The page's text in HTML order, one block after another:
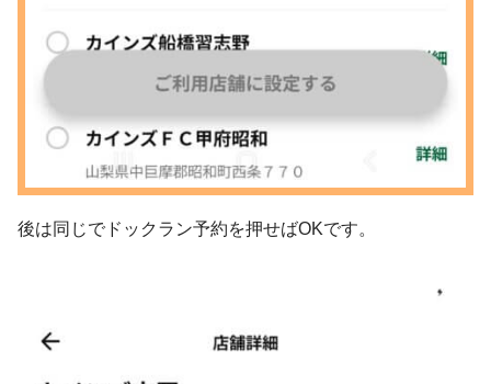
後は同じでドックラン予約を押せばOKです。